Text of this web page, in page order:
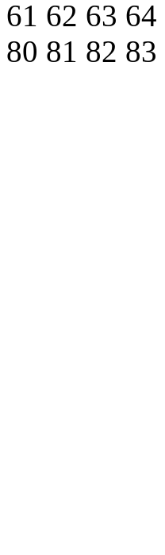
61 62 63 64
80 81 82 83